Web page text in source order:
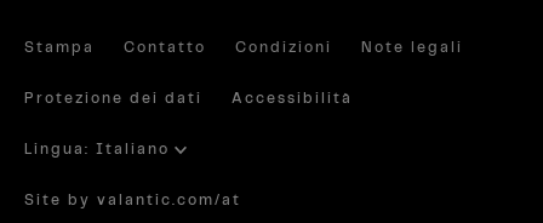
Stampa Contatto Condizioni Note legali
Protezione dei dati Accessibilità
Lingua: Italiano
Site by valantic.com/at